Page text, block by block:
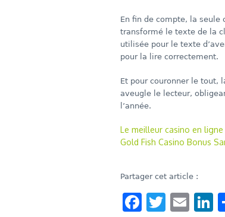
En fin de compte, la seule
transformé le texte de la
utilisée pour le texte
pour la lire correctement.
Et pour couronner le tout,
aveugle le lecteur,
l’année.
Le meilleur casino en
Gold Fish Casino Bonus
Partager cet article :
Facebook